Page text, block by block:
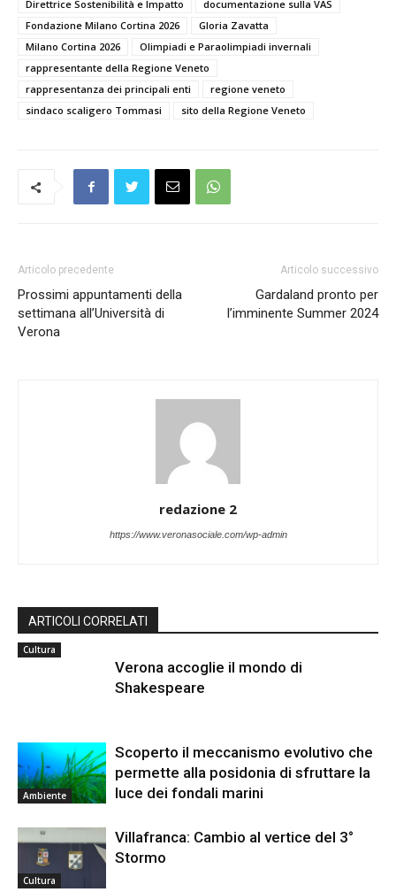
Direttrice Sostenibilità e Impatto
documentazione sulla VAS
Fondazione Milano Cortina 2026
Gloria Zavatta
Milano Cortina 2026
Olimpiadi e Paraolimpiadi invernali
rappresentante della Regione Veneto
rappresentanza dei principali enti
regione veneto
sindaco scaligero Tommasi
sito della Regione Veneto
Articolo precedente
Prossimi appuntamenti della
settimana all’Università di
Verona
Articolo successivo
Gardaland pronto per
l’imminente Summer 2024
redazione 2
https://www.veronasociale.com/wp-admin
ARTICOLI CORRELATI
Cultura
Verona accoglie il mondo di
Shakespeare
Ambiente
Scoperto il meccanismo evolutivo che
permette alla posidonia di sfruttare la
luce dei fondali marini
Cultura
Villafranca: Cambio al vertice del 3°
Stormo